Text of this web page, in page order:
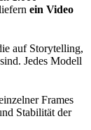
ein Video
auf Storytelling,
Jedes Modell
Frames
Stabilität der